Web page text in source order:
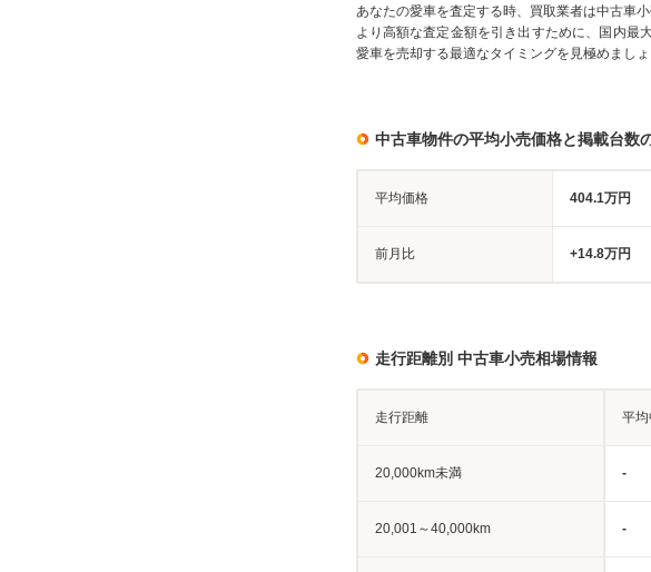
あなたの愛車を査定する時、買取業者は中古車小
より高額な査定金額を引き出すために、国内最
愛車を売却する最適なタイミングを見極めましょ
中古車物件の平均小売価格と掲載台数
平均価格 404.1万円
前月比 +14.8万円
走行距離別 中古車小売相場情報
走行距離 平
20,000km未満 -
20,001～40,000km -